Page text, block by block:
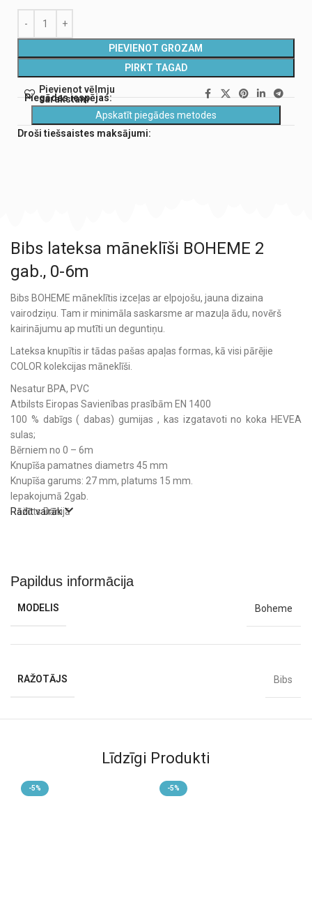
PIEVIENOT GROZAM
PIRKT TAGAD
Pievienot vēlmju
sarakstam
Piegādes iespējas:
Apskatīt piegādes metodes
Droši tiešsaistes maksājumi:
Bibs lateksa māneklīši BOHEME 2
gab., 0-6m
Bibs BOHEME māneklītis izceļas ar elpojošu, jauna dizaina
vairodziņu. Tam ir minimāla saskarsme ar mazuļa ādu, novērš
kairinājumu ap mutīti un deguntiņu.
Lateksa knupītis ir tādas pašas apaļas formas, kā visi pārējie
COLOR kolekcijas māneklīši.
Nesatur BPA, PVC
Atbilsts Eiropas Savienības prasībām EN 1400
100 % dabīgs ( dabas) gumijas , kas izgatavoti no koka HEVEA
sulas;
Bērniem no 0 – 6m
Knupīša pamatnes diametrs 45 mm
Knupīša garums: 27 mm, platums 15 mm.
Iepakojumā 2gab.
Ražots Dānijā
Rādīt vairāk
Papildus informācija
MODELIS Boheme
RAŽOTĀJS Bibs
Līdzīgi Produkti
-5% -5%